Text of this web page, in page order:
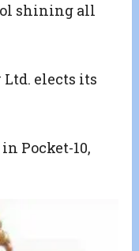
shining all
Ltd. elects its
Pocket-10,